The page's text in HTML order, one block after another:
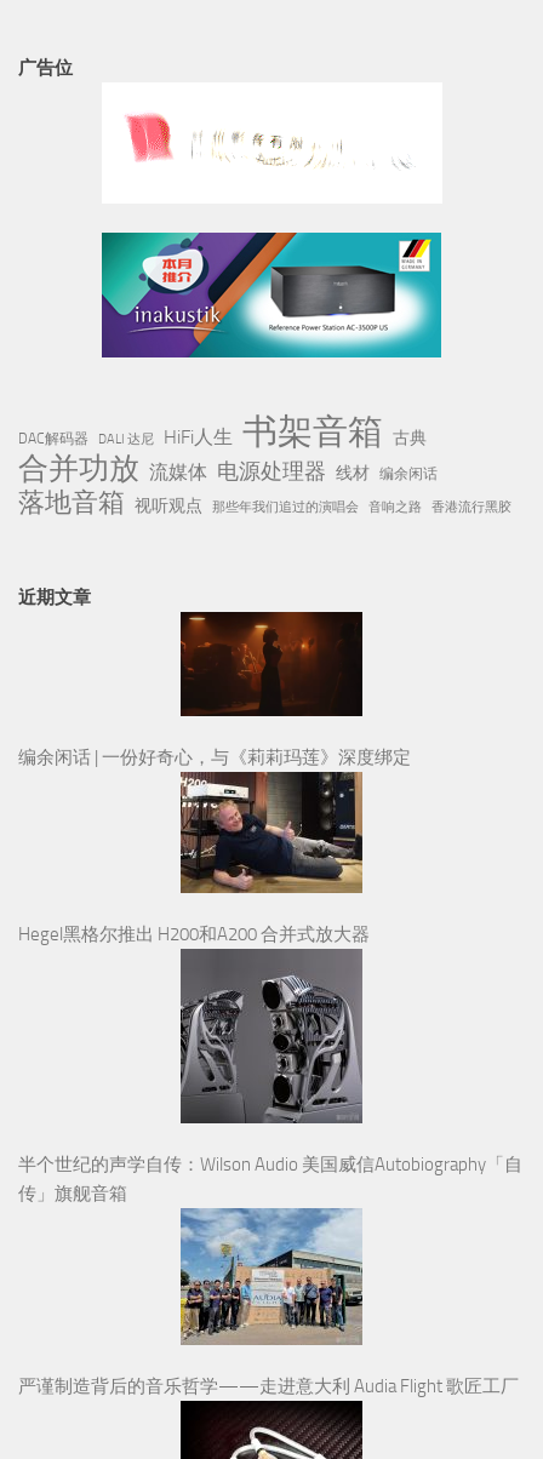
广告位
DAC解码器 DALI 达尼 HiFi人生 书架音箱 古典
合并功放 流媒体 电源处理器 线材 编余闲话
落地音箱 视听观点 那些年我们追过的演唱会 音响之路 香港流行黑胶
近期文章
编余闲话 | 一份好奇心，与《莉莉玛莲》深度绑定
Hegel黑格尔推出 H200和A200 合并式放大器
半个世纪的声学自传：Wilson Audio 美国威信Autobiography「自
传」旗舰音箱
严谨制造背后的音乐哲学——走进意大利 Audia Flight 歌匠工厂